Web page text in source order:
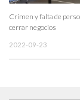
Crimen y falta de
cerrar negocios
2022-09-23